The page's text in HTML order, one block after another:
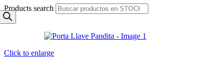
Products search
Click to enlarge